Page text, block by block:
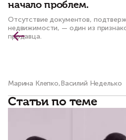
начало проблем.
Отсутствие документов,
недвижимости, — один из
продавца.
Марина Клепко,Василий Неделько
Статьи по теме